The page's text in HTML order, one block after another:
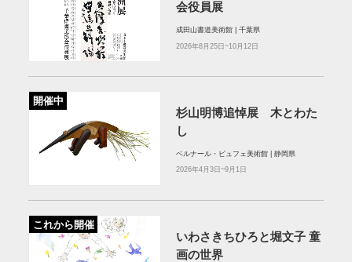
会役員展
成田山書道美術館 | 千葉県
2026年8月25日~10月12日
開催中
杉山明博追悼展 木とわた
し
ベルナール・ビュフェ美術館 | 静岡県
2026年4月3日~9月1日
これから開催
いわさきちひろと堀文子 童
画の世界